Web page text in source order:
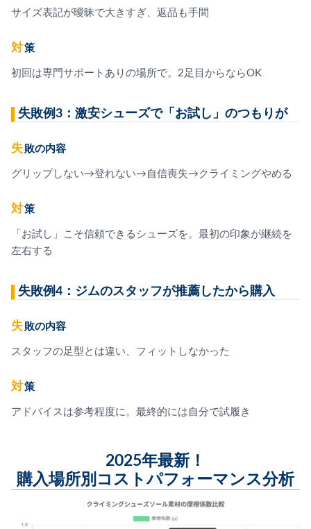
サイズ表記が曖昧で大きすぎ、返品も手間
対策
初回は専門サポートありの場所で。2足目からならOK
失敗例3：激安シューズで「お試し」のつもりが
失敗の内容
グリップしない→登れない→自信喪失→クライミングやめる
対策
「お試し」こそ信頼できるシューズを。最初の印象が継続を
左右する
失敗例4：ジムのスタッフが推薦したから購入
失敗の内容
スタッフの足型とは違い、フィットしなかった
対策
アドバイスは参考程度に。最終的には自分で試履き
2025年最新！
購入場所別コストパフォーマンス分析